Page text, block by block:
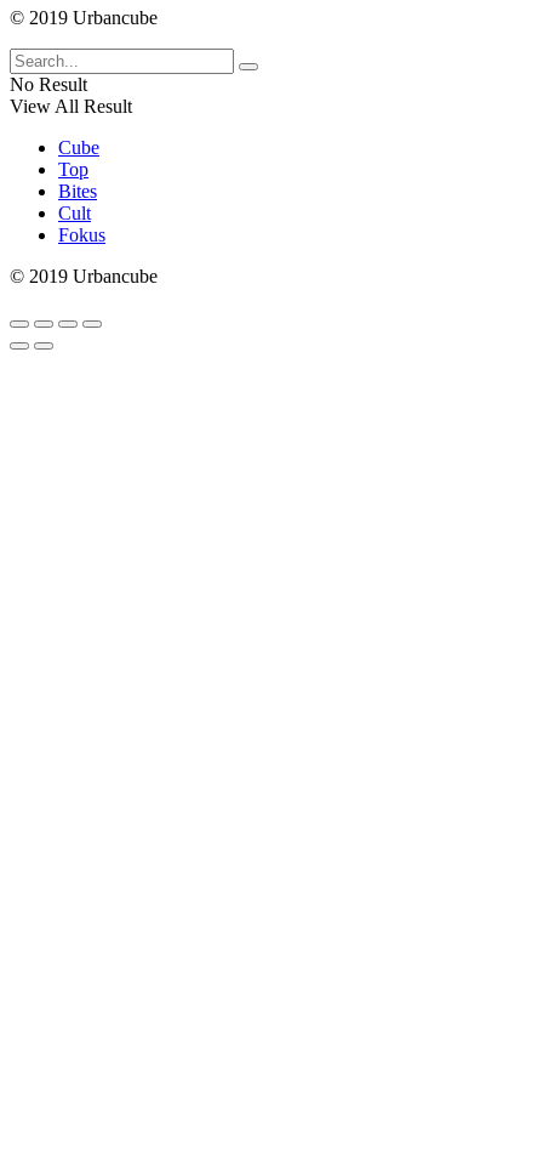
© 2019 Urbancube
No Result
View All Result
Cube
Top
Bites
Cult
Fokus
© 2019 Urbancube